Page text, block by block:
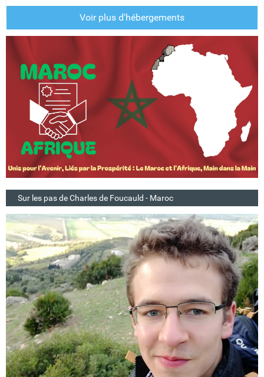
Voir plus d'hébergements
Sur les pas de Charles de Foucauld - Maroc